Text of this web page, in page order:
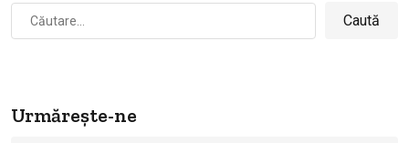
Caută
după:
Urmărește-ne